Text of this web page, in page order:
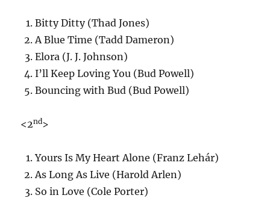
Bitty Ditty (Thad Jones)
A Blue Time (Tadd Dameron)
Elora (J. J. Johnson)
I’ll Keep Loving You (Bud Powell)
Bouncing with Bud (Bud Powell)
<2nd>
Yours Is My Heart Alone (Franz Lehár)
As Long As Live (Harold Arlen)
So in Love (Cole Porter)